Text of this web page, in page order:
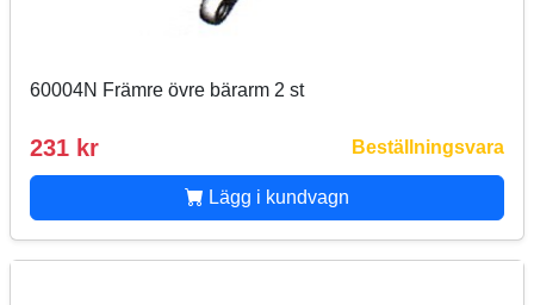
60004N Främre övre bärarm 2 st
231 kr Beställningsvara
Lägg i kundvagn